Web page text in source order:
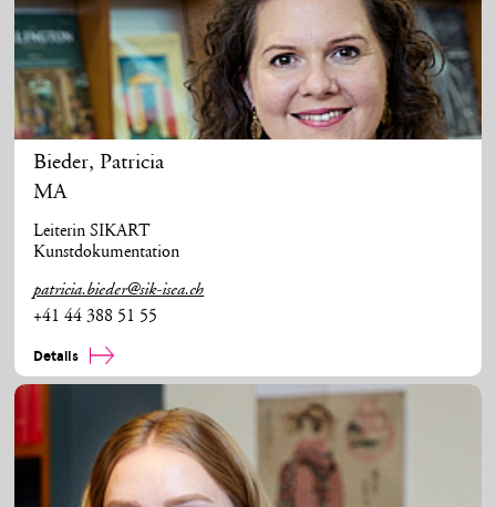
Bieder, Patricia
MA
Leiterin SIKART
Kunstdokumentation
patricia.bieder@sik-isea.ch
+41 44 388 51 55
Details